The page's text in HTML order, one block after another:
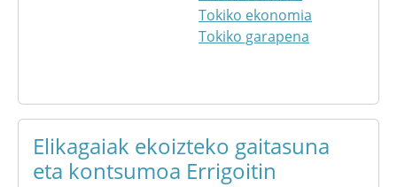
Tokiko ekonomia
Tokiko garapena
Elikagaiak ekoizteko gaitasuna
eta kontsumoa Errigoitin